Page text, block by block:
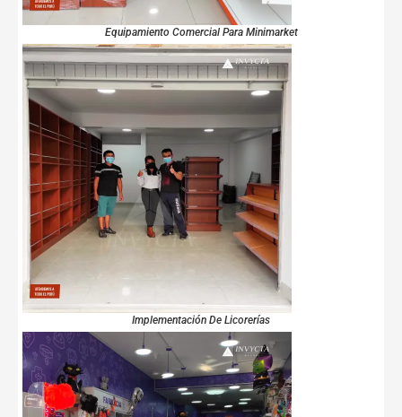
Equipamiento Comercial Para Minimarket
Implementación De Licorerías